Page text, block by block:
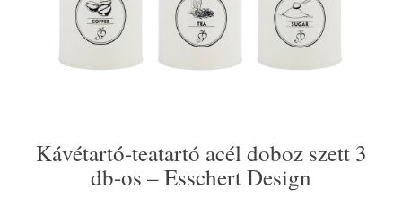
Kávétartó-teatartó acél doboz szett 3
db-os – Esschert Design